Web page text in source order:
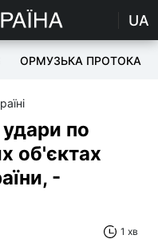
UA
ОРМУЗЬКА ПРОТОКА
по
об'єктах
-
1 хв